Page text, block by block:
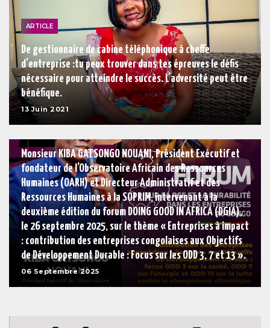
ARTICLE
De gestionnaire de cabine téléphonique à cheffe
d’entreprise :tu peux trouver dans tes épreuves le défis
nécessaire pour atteindre le succès. L’adversité peut être
bénéfique.
13 Juin 2021
Monsieur KIBA GATSONGO NOUANI, Président Exécutif et
fondateur de l’Observatoire Africain des Ressources
Humaines (OARH) et Directeur Administratif et des
Ressources Humaines à la SOPRIM, intervenant à la
deuxième édition du forum DOING GOOD IN AFRICA (DGIA),
le 26 septembre 2025, sur le thème « Entreprises à impact
: contribution des entreprises congolaises aux Objectifs
de Développement Durable : Focus sur les ODD 3, 7 et 13 ».
06 Septembre 2025